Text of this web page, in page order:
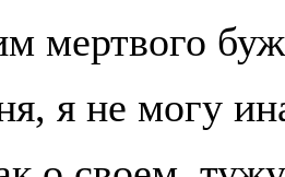
мертвого
я не могу